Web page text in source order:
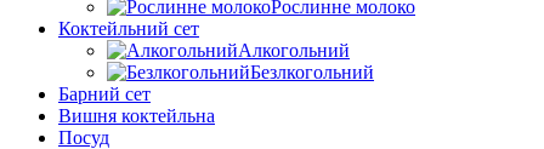
Рослинне молоко
Коктейльний сет
Алкогольний
Безлкогольний
Барний сет
Вишня коктейльна
Посуд